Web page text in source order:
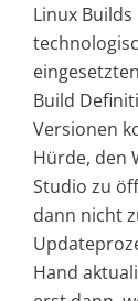
Linux
Build
Versionen
Hürde, den
Studio zu
dann nicht
Hand